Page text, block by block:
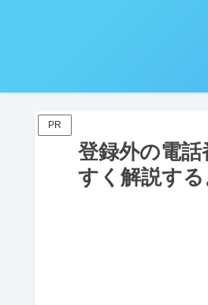
PR
登録外の電
すく解説する